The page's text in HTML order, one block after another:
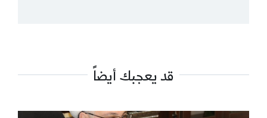
قد يعجبك أيضاً